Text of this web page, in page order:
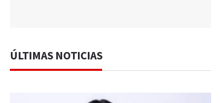
ÚLTIMAS NOTICIAS